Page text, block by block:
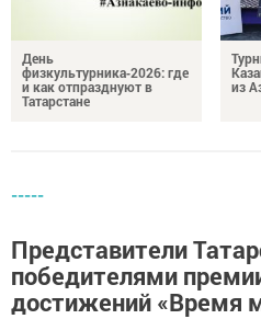
День
физкультурника‑2026: где
и как отпразднуют в
Татарстане
из
-----
Представители
победителями
достижений «Время